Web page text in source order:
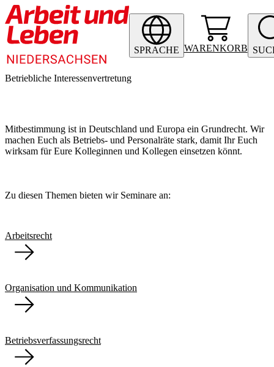
SPRACHE WARENKORB
Betriebliche Interessenvertretung
Mitbestimmung ist in Deutschland und Europa ein Grundrecht. Wir
machen Euch als Betriebs- und Personalräte stark, damit Ihr Euch
wirksam für Eure Kolleginnen und Kollegen einsetzen könnt.
Zu diesen Themen bieten wir Seminare an:
Arbeitsrecht
Organisation und Kommunikation
Betriebsverfassungsrecht